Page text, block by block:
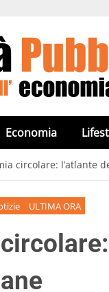
Economia
circolare: l’atlante
ULTIMA ORA